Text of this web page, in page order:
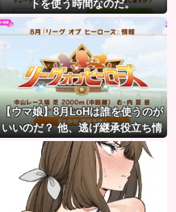
トを使う時間なのだ。
【ウマ娘】8月LoHは誰を使うのが
いいのだ？ 他、逃げ継承役立ち情
報など